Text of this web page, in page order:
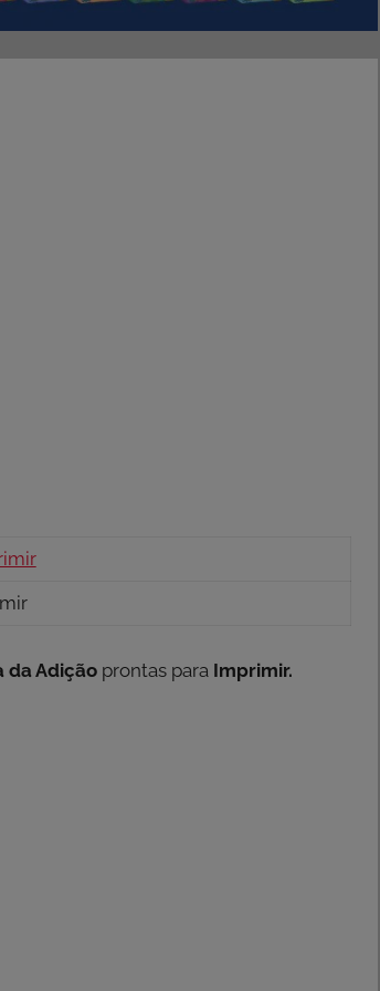
da Adiçãoprontas para Imprimir.